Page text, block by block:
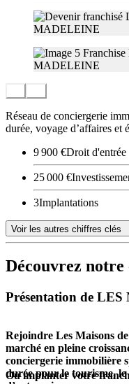
Réseau de conciergerie
durée, voyage d’affaires et
9 900 €Droit d'entrée
25 000 €
3Implantations
Voir les autres chiffres clés
Découvrez notre
Présentation de
Rejoindre Les Maisons
marché en pleine
conciergerie immobilière
durée pour le tourisme, le
Où implanter votre